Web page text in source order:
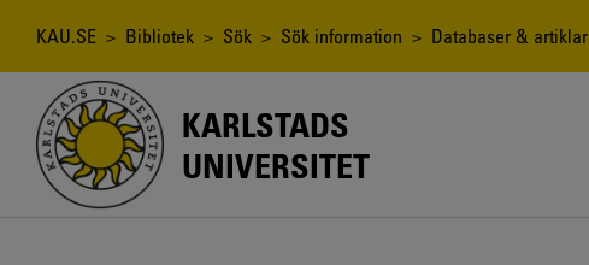
Länkstig
KAU.SE > Bibliotek > Sök > Sök information > Databaser & artiklar
KARLSTADS
UNIVERSITET